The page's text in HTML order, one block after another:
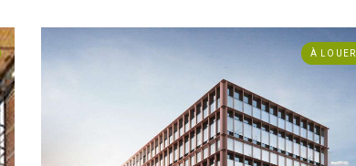
À LOUER